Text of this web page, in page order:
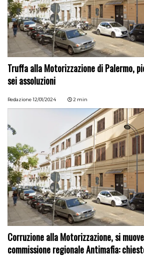
Truffa alla Motorizzazione di Palermo,
sei assoluzioni
Redazione 12/01/2024 2 min
Corruzione alla Motorizzazione, si
commissione regionale Antimafia: